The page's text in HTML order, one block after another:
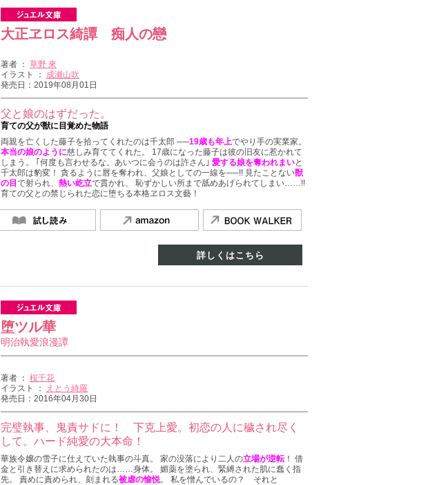
大正ヱロス綺譚 痴人の戀
著者 ： 草野 來
イラスト ： 成瀬山吹
発売日：2019年08月01日
父と娘のはずだった。
育ての父が獣に目覚めた物語
両親を亡くした藤子を拾ってくれたのは千太郎 ──19歳も年上でやり手の実業家。
本当の娘のように慈しみ育ててくれた。 17歳になった藤子は彼の旧友に惹かれて
しまう。 ｢何度も言わせるな。あいつに会うのは許さん｣ 愛する娘を奪われまいと
千太郎は豹変！ 貪るように唇を奪われ、父娘としての一線を──!! 見たことない獣
の目 で射られ、 熱い屹立で貫かれ、 恥ずかしい所まで舐めあげられてしまい……!!
育ての父との禁じられた恋に堕ちる本格ヱロス文藝！
詳しくはこちら
堕ツル華
明治執愛浪漫譚
著者 ： 桜千花
イラスト ：
えとう綺羅
発売日：2016年04月30日
完璧執事、鬼責サドに！ 下克上愛。初恋の人に穢され尽く
して。ハード純愛の大本命！
華族令嬢の雪子に仕えていた執事の斗真。 家の没落により二人の立場が逆転！ 借
金と引き替えに求められたのは……身体。 媚薬を塗られ、緊縛された肌に蠢く指
先。 責めに責められ、刻まれる被虐の愉悦。 私を憎んでいるの？ それと